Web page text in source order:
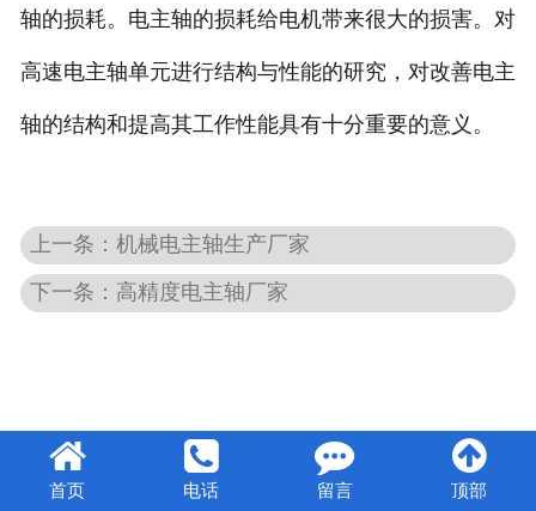
轴的损耗。电主轴的损耗给电机带来很大的损害。对
高速电主轴单元进行结构与性能的研究，对改善电主
轴的结构和提高其工作性能具有十分重要的意义。
上一条：机械电主轴生产厂家
下一条：高精度电主轴厂家
首页 电话 留言 顶部